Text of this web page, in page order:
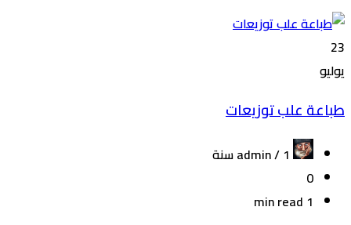
23
يوليو
طباعة علب توزيعات
1 سنة
0
1 min read